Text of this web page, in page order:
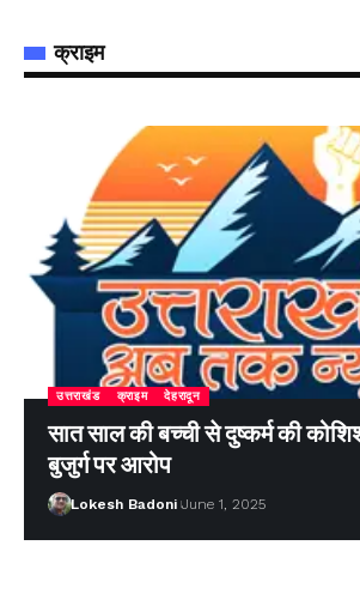
क्राइम
उत्तराखंड क्राइम देहरादून
सात साल की बच्ची से दुष्कर्म की
बुजुर्ग पर आरोप
Lokesh Badoni June 1, 2025